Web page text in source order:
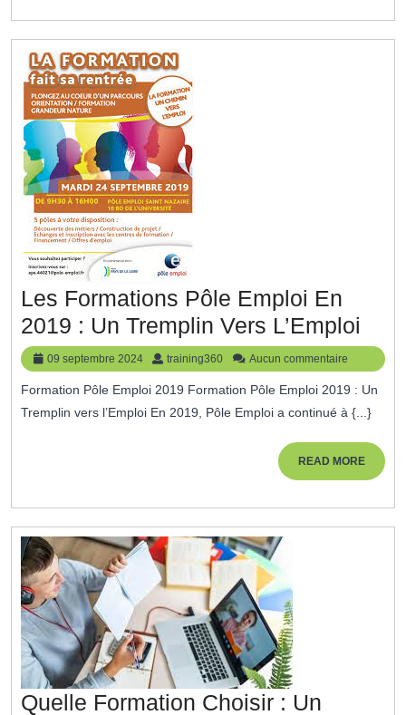
Les Formations Pôle Emploi En
2019 : Un Tremplin Vers L’Emploi
Pôle
:
Un
09 septembre 2024
09
septembre
2024
training360 training360
Aucun commentaire
Formation Pôle Emploi 2019 Formation Pôle Emploi 2019 : Un
Tremplin vers l’Emploi En 2019, Pôle Emploi a continué à {...}
READ MOREREAD
MORE
Quelle Formation Choisir : Un